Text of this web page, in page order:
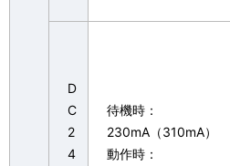
D
C
2
4
待機時：
230mA（310mA）
動作時：